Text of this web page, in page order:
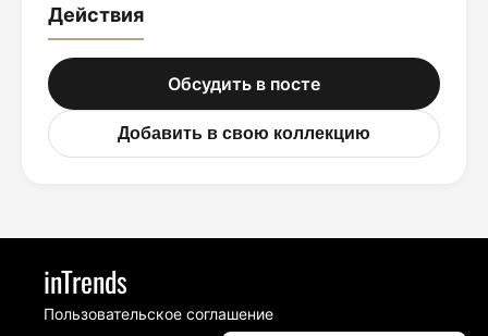
Действия
Обсудить в посте
Добавить в свою коллекцию
inTrends
Пользовательское соглашение